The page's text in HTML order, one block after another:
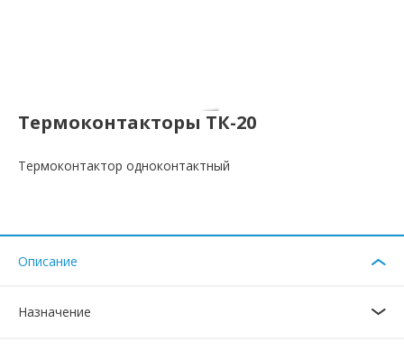
Термоконтакторы ТК-20
Термоконтактор одноконтактный
Описание
Назначение